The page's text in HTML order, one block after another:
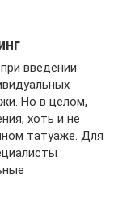
введении
Но в целом,
хоть и не
татуаже. Для